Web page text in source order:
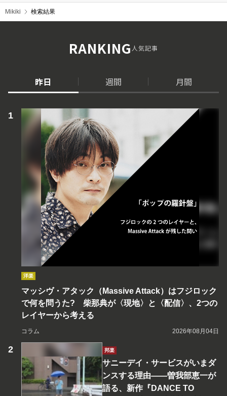
Mikiki 検索結果
RANKING人気記事
昨日 週間 月間
洋楽
マッシヴ・アタック（Massive Attack）はフジロック
で何を問うた? 柴那典が〈現地〉と〈配信〉、2つの
レイヤーから考える
コラム 2026年08月04日
邦楽
サニーデイ・サービスがいまダ
ンスする理由――曽我部恵一が
語る、新作『DANCE TO